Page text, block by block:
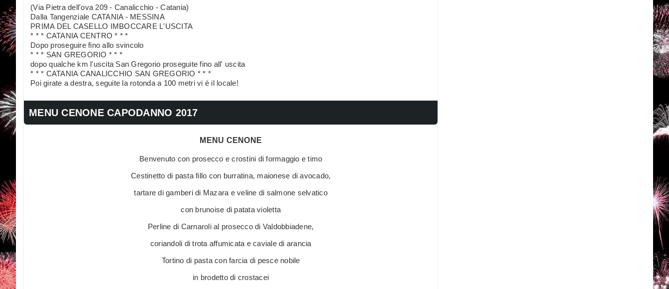
(Via Pietra dell'ova 209 - Canalicchio - Catania)
Dalla Tangenziale CATANIA - MESSINA
PRIMA DEL CASELLO IMBOCCARE L'USCITA
* * * CATANIA CENTRO * * *
Dopo proseguire fino allo svincolo
* * * SAN GREGORIO * * *
dopo qualche km l'uscita San Gregorio proseguite fino all' uscita
* * * CATANIA CANALICCHIO SAN GREGORIO * * *
Poi girate a destra, seguite la rotonda a 100 metri vi è il locale!
MENU CENONE CAPODANNO 2017
MENU CENONE
Benvenuto con prosecco e crostini di formaggio e timo
Cestinetto di pasta fillo con burratina, maionese di avocado,
tartare di gamberi di Mazara e veline di salmone selvatico
con brunoise di patata violetta
Perline di Carnaroli al prosecco di Valdobbiadene,
coriandoli di trota affumicata e caviale di arancia
Tortino di pasta con farcia di pesce nobile
in brodetto di crostacei